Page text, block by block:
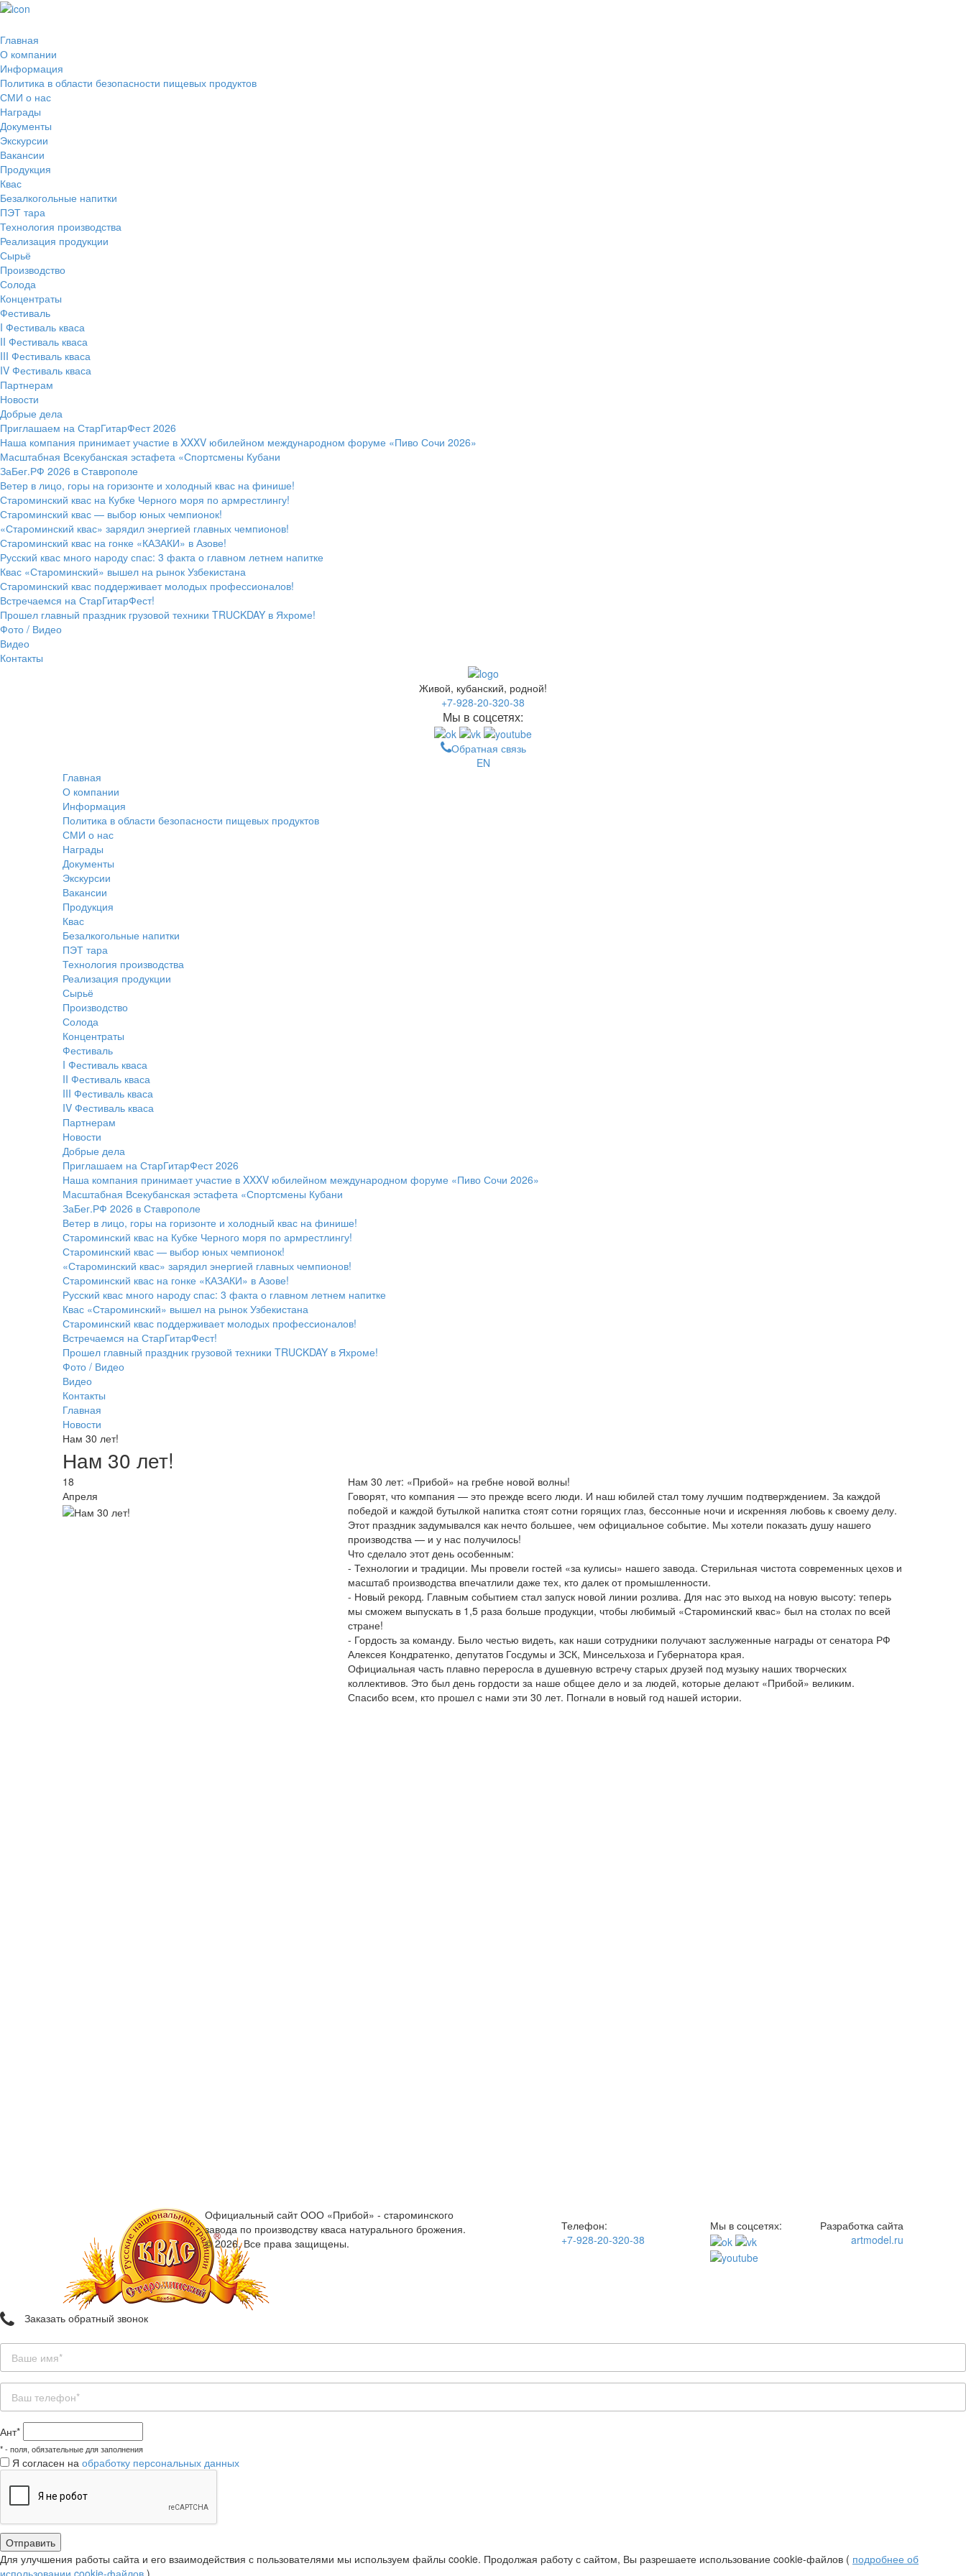
Главная
О компании
Информация
Политика в области безопасности пищевых продуктов
СМИ о нас
Награды
Документы
Экскурсии
Вакансии
Продукция
Квас
Безалкогольные напитки
ПЭТ тара
Технология производства
Реализация продукции
Сырьё
Производство
Солода
Концентраты
Фестиваль
I Фестиваль кваса
II Фестиваль кваса
III Фестиваль кваса
IV Фестиваль кваса
Партнерам
Новости
Добрые дела
Приглашаем на СтарГитарФест 2026
Наша компания принимает участие в XXXV юбилейном международном форуме «Пиво Сочи 2026»
Масштабная Всекубанская эстафета «Спортсмены Кубани
ЗаБег.РФ 2026 в Ставрополе
Ветер в лицо, горы на горизонте и холодный квас на финише!
Староминский квас на Кубке Черного моря по армрестлингу!
Староминский квас — выбор юных чемпионок!
«Староминский квас» зарядил энергией главных чемпионов!
Староминский квас на гонке «КАЗАКИ» в Азове!
Русский квас много народу спас: 3 факта о главном летнем напитке
Квас «Староминский» вышел на рынок Узбекистана
Староминский квас поддерживает молодых профессионалов!
Встречаемся на СтарГитарФест!
Прошел главный праздник грузовой техники TRUCKDAY в Яхроме!
Фото / Видео
Видео
Контакты
Живой, кубанский, родной!
+7-928-20-320-38
Мы в соцсетях:
Обратная связь
EN
Главная
О компании
Информация
Политика в области безопасности пищевых продуктов
СМИ о нас
Награды
Документы
Экскурсии
Вакансии
Продукция
Квас
Безалкогольные напитки
ПЭТ тара
Технология производства
Реализация продукции
Сырьё
Производство
Солода
Концентраты
Фестиваль
I Фестиваль кваса
II Фестиваль кваса
III Фестиваль кваса
IV Фестиваль кваса
Партнерам
Новости
Добрые дела
Приглашаем на СтарГитарФест 2026
Наша компания принимает участие в XXXV юбилейном международном форуме «Пиво Сочи 2026»
Масштабная Всекубанская эстафета «Спортсмены Кубани
ЗаБег.РФ 2026 в Ставрополе
Ветер в лицо, горы на горизонте и холодный квас на финише!
Староминский квас на Кубке Черного моря по армрестлингу!
Староминский квас — выбор юных чемпионок!
«Староминский квас» зарядил энергией главных чемпионов!
Староминский квас на гонке «КАЗАКИ» в Азове!
Русский квас много народу спас: 3 факта о главном летнем напитке
Квас «Староминский» вышел на рынок Узбекистана
Староминский квас поддерживает молодых профессионалов!
Встречаемся на СтарГитарФест!
Прошел главный праздник грузовой техники TRUCKDAY в Яхроме!
Фото / Видео
Видео
Контакты
Главная
Новости
Нам 30 лет!
Нам 30 лет!
18
Апреля
Нам 30 лет: «Прибой» на гребне новой волны!
Говорят, что компания — это прежде всего люди. И наш юбилей стал тому лучшим подтверждением. За каждой
победой и каждой бутылкой напитка стоят сотни горящих глаз, бессонные ночи и искренняя любовь к своему делу.
Этот праздник задумывался как нечто большее, чем официальное событие. Мы хотели показать душу нашего
производства — и у нас получилось!
Что сделало этот день особенным:
- Технологии и традиции. Мы провели гостей «за кулисы» нашего завода. Стерильная чистота современных цехов и
масштаб производства впечатлили даже тех, кто далек от промышленности.
- Новый рекорд. Главным событием стал запуск новой линии розлива. Для нас это выход на новую высоту: теперь
мы сможем выпускать в 1,5 раза больше продукции, чтобы любимый «Староминский квас» был на столах по всей
стране!
- Гордость за команду. Было честью видеть, как наши сотрудники получают заслуженные награды от сенатора РФ
Алексея Кондратенко, депутатов Госдумы и ЗСК, Минсельхоза и Губернатора края.
Официальная часть плавно переросла в душевную встречу старых друзей под музыку наших творческих
коллективов. Это был день гордости за наше общее дело и за людей, которые делают «Прибой» великим.
Спасибо всем, кто прошел с нами эти 30 лет. Погнали в новый год нашей истории.
Официальный сайт ООО «Прибой» - староминского
завода по производству кваса натурального брожения.
© 2026. Все права защищены.
Телефон:
+7-928-20-320-38
Мы в соцсетях:
Разработка сайта
artmodel.ru
Заказать обратный звонок
Ант*
*- поля, обязательные для заполнения
Я согласен на обработку персональных данных
Для улучшения работы сайта и его взаимодействия с пользователями мы используем файлы cookie. Продолжая работу с сайтом, Вы разрешаете использование cookie-файлов ( подробнее об